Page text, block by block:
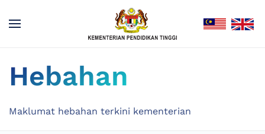
Hebahan
Maklumat hebahan terkini kementerian